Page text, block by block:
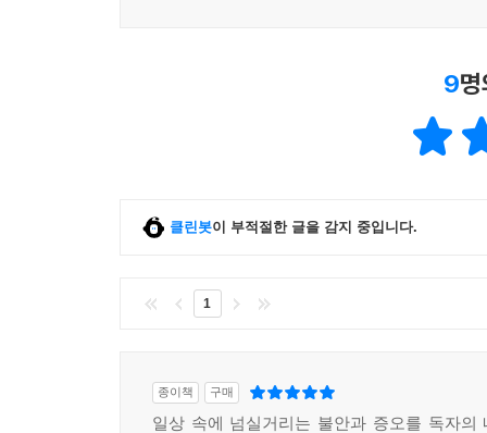
9
클린봇이 부적절한 글을 감지 중입니다.
1
종이책 구매
일상 속에 넘실거리는 불안과 증오를 독자의